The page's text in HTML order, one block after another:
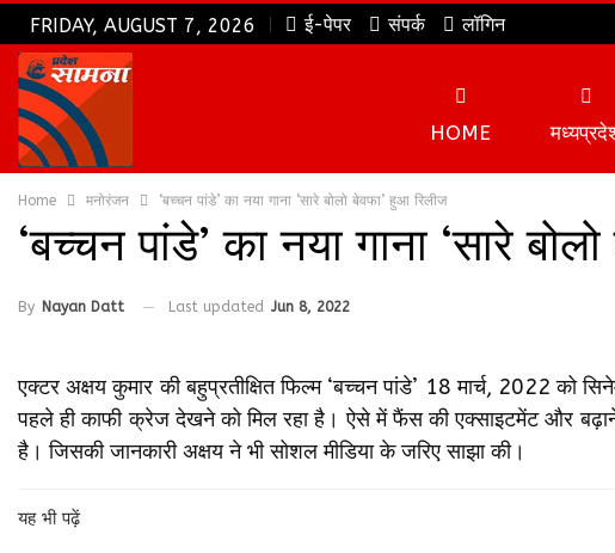
FRIDAY, AUGUST 7, 2026 ई-पेपर संपर्क लॉगिन
HOME
Home मनोरंजन ‘बच्चन पांडे’ का नया गाना ‘सारे बोलो बेवफा’ हुआ रिलीज
‘बच्चन पांडे’ का नया गाना ‘सारे
By Nayan Datt Last updated Jun 8, 2022
एक्टर अक्षय कुमार की बहुप्रतीक्षित फिल्म ‘बच्चन पांडे’ 18 मार्च, 2022 को
पहले ही काफी क्रेज देखने को मिल रहा है। ऐसे में फैंस की एक्साइटमेंट और बढ़ाने
है। जिसकी जानकारी अक्षय ने भी सोशल मीडिया के जरिए साझा की।
यह भी पढ़ें